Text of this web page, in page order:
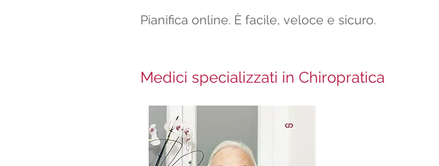
Pianifica online. È facile, veloce e sicuro.
Medici specializzati in Chiropratica